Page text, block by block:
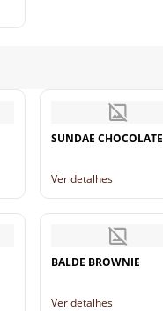
SUNDAE CHOCOLATE
Ver detalhes
BALDE BROWNIE
Ver detalhes